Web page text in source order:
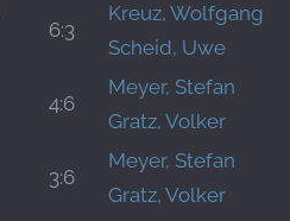
6:3
Kreuz, Wolfgang
Scheid, Uwe
4:6
Meyer, Stefan
Gratz, Volker
3:6
Meyer, Stefan
Gratz, Volker